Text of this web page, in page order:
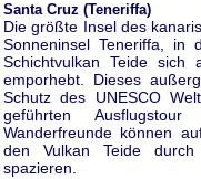
Santa Cruz (Teneriffa)
Die größte Insel des
Sonneninsel Teneriffa,
Schichtvulkan Teide
emporhebt. Dieses
Schutz des UNESCO
geführten
Wanderfreunde können
den Vulkan Teide
spazieren.